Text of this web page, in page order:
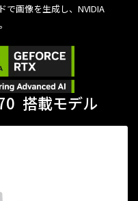
で画像を生成し、NVIDIA
搭載モデル